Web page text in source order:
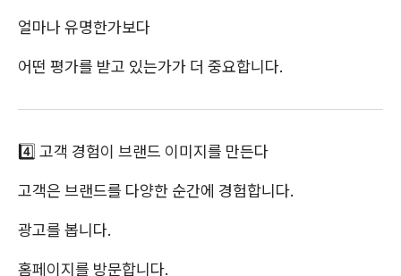
얼마나 유명한가보다
어떤 평가를 받고 있는가가 더 중요합니다.
4️⃣ 고객 경험이 브랜드 이미지를 만든다
고객은 브랜드를 다양한 순간에 경험합니다.
광고를 봅니다.
홈페이지를 방문합니다.